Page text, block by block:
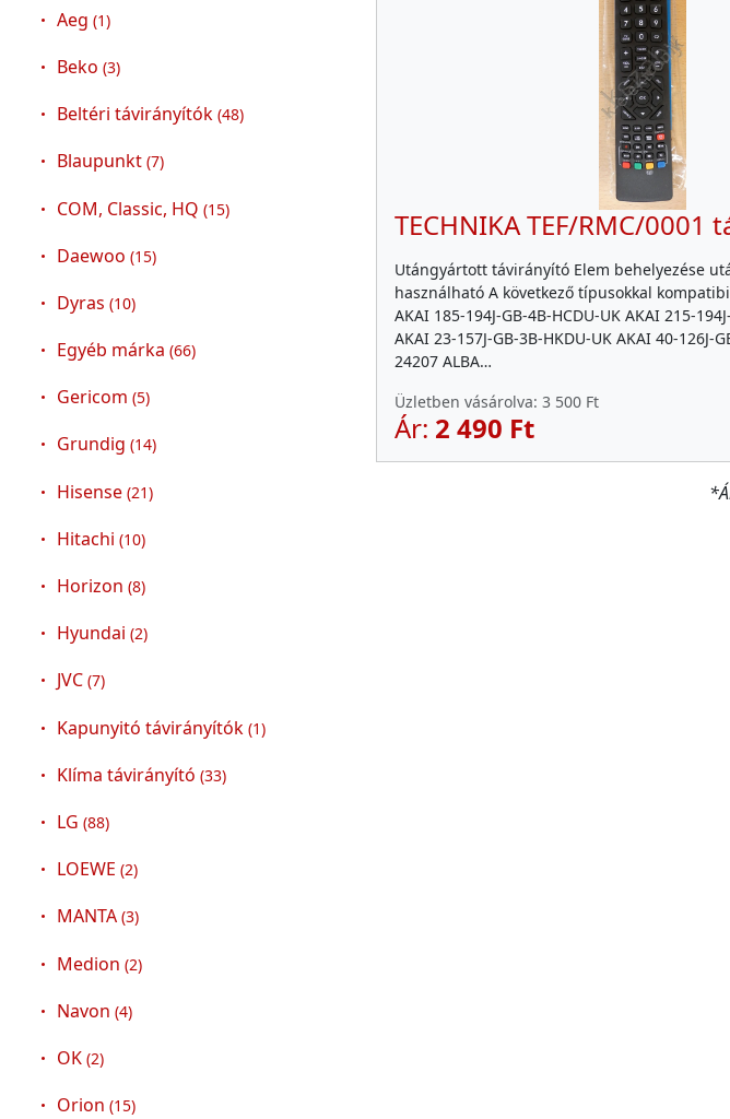
Aeg (1)
Beko (3)
Beltéri távirányítók (48)
Blaupunkt (7)
COM, Classic, HQ (15)
Daewoo (15)
Dyras (10)
Egyéb márka (66)
Gericom (5)
Grundig (14)
Hisense (21)
Hitachi (10)
Horizon (8)
Hyundai (2)
JVC (7)
Kapunyitó távirányítók (1)
Klíma távirányító (33)
LG (88)
LOEWE (2)
MANTA (3)
Medion (2)
Navon (4)
OK (2)
Orion (15)
TECHNIKA TEF/RMC/0001
Utángyártott távirányító Elem behelyezése
használható A következő típusokkal
AKAI 185-194J-GB-4B-HCDU-UK AKAI 215-
AKAI 23-157J-GB-3B-HKDU-UK AKAI 40-126J-
24207 ALBA…
Üzletben vásárolva: 3 500 Ft
Ár: 2 490 Ft